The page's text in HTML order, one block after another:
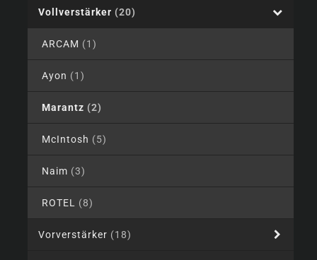
Vollverstärker (20)
ARCAM (1)
Ayon (1)
Marantz (2)
McIntosh (5)
Naim (3)
ROTEL (8)
Vorverstärker (18)